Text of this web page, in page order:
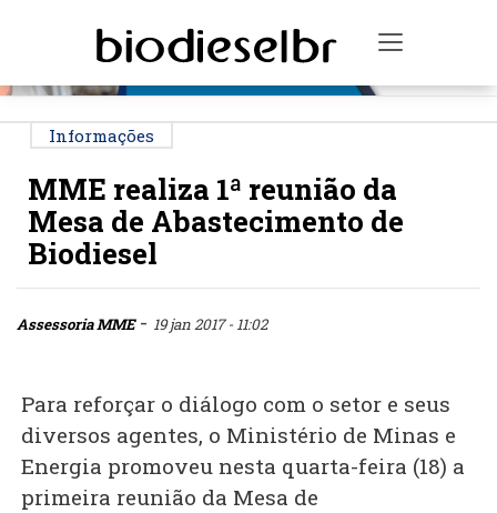
Toggle
Informações
MME realiza 1ª reunião da
Mesa de Abastecimento de
Biodiesel
Assessoria MME- 19 jan 2017 - 11:02
Para reforçar o diálogo com o setor e seus
diversos agentes, o Ministério de Minas e
Energia promoveu nesta quarta-feira (18) a
primeira reunião da Mesa de